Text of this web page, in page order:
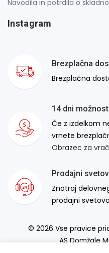
Navodila in potrdila o
Instagram
Brezplačna
Brezplačna
14 dni
Če z izdelkom
vrnete
Obrazec za
Prodajni
Znotraj
prodajni
© 2026 Vse pravice
AS Domžale